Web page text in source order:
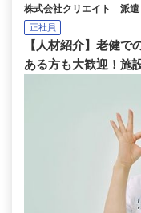
株式会社クリエイト 派遣
正社員
【人材紹介】老健
ある方も大歓迎！施